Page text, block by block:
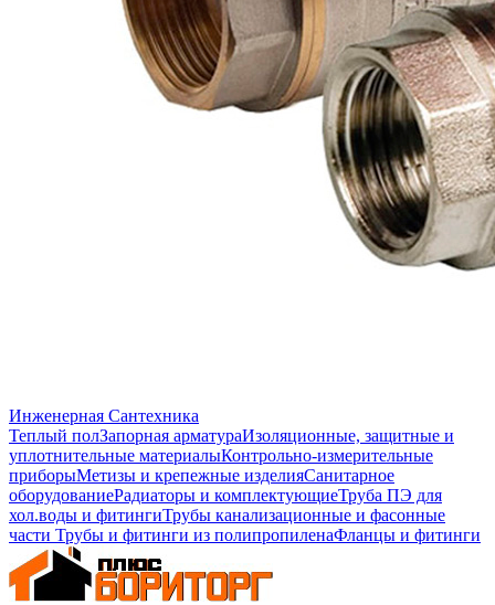
Инженерная Сантехника
Теплый полЗапорная арматураИзоляционные, защитные и
уплотнительные материалыКонтрольно-измерительные
приборыМетизы и крепежные изделияСанитарное
оборудованиеРадиаторы и комплектующиеТруба ПЭ для
хол.воды и фитингиТрубы канализационные и фасонные
части Трубы и фитинги из полипропиленаФланцы и фитинги